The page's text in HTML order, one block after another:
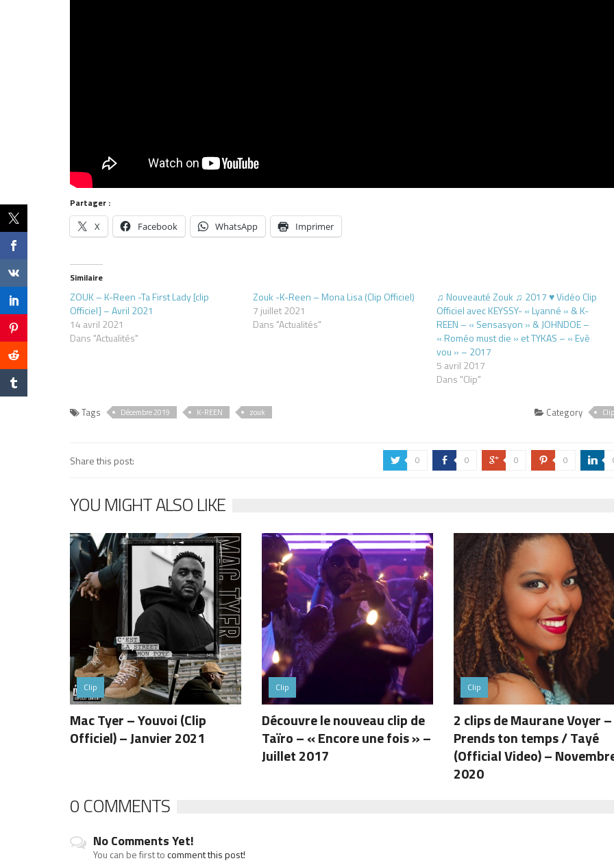
Partager :
X Facebook WhatsApp Imprimer
Similaire
ZOUK – K-Reen -Ta First Lady [clip
Officiel] – Avril 2021
14 avril 2021
Dans "Actualités"
Zouk -K-Reen – Mona Lisa (Clip Officiel)
7 juillet 2021
Dans "Actualités"
♫ Nouveauté Zouk ♫ 2017 ♥ Vidéo Clip
Officiel avec KEYSSY- « Lyanné » & K-
REEN – « Sensasyon » & JOHNDOE –
« Roméo must die » et TYKAS – « Evè
vou » – 2017
5 avril 2017
Dans "Clip"
Tags Décembre 2019 K-REEN zouk Category
Share this post: a 0 b 0 c 0 d 0 j
YOU MIGHT ALSO LIKE
Clip
Mac Tyer – Youvoi (Clip
Officiel) – Janvier 2021
Clip
Découvre le nouveau clip de
Taïro – « Encore une fois » –
Juillet 2017
Clip
2 clips de Maurane Voyer –
Prends ton temps / Tayé
(Official Video) –
2020
0 COMMENTS
No Comments Yet!
You can be first tocomment this post!